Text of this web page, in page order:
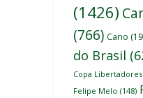
(1426)
(766) Cano
do Brasil
Copa
Felipe Melo (148)